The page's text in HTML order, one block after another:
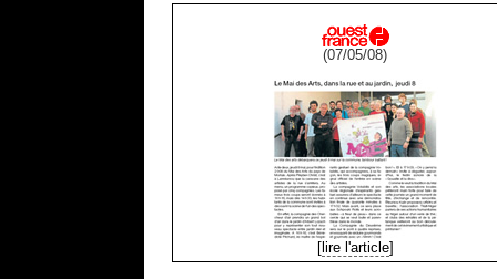
(07/05/08)
[lire l'article]